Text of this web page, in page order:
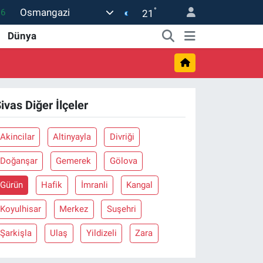
Osmangazi 21 °
Dünya
Diğer İlçeler
Akincilar Altinyayla Divriği
Doğanşar Gemerek Gölova
Gürün Hafik İmranli Kangal
Koyulhisar Merkez Suşehri
Şarkişla Ulaş Yildizeli Zara